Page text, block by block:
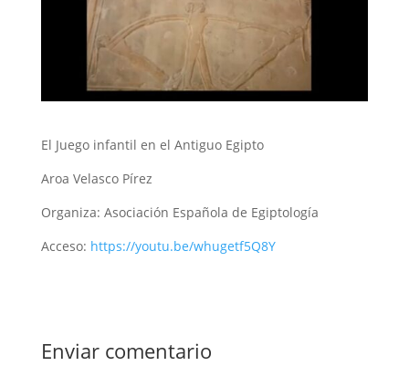
El Juego infantil en el Antiguo Egipto
Aroa Velasco Pírez
Organiza: Asociación Española de Egiptología
Acceso: https://youtu.be/whugetf5Q8Y
Enviar comentario